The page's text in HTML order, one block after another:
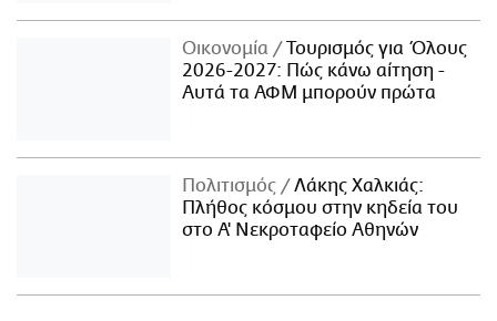
Οικονομία
Τουρισμός για Όλους
2026-2027: Πώς κάνω αίτηση -
Αυτά τα ΑΦΜ μπορούν πρώτα
Πολιτισμός
Λάκης Χαλκιάς:
Πλήθος κόσμου στην κηδεία του
στο Α' Νεκροταφείο Αθηνών